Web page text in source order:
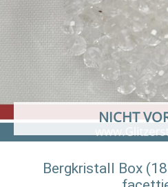
NICHT
Bergkristall Box